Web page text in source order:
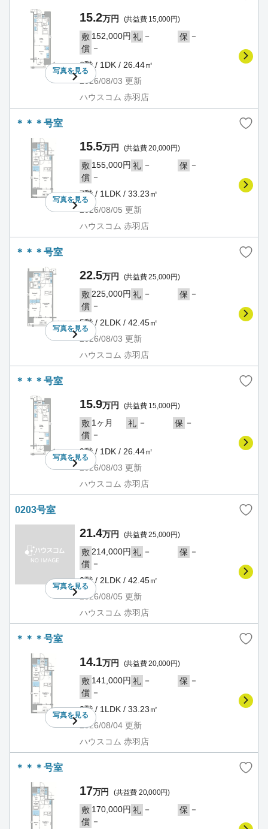
写真を見る
15.2万円 (共益費 15,000円)
敷 152,000円 礼 － 保 －
償 －
6階 / 1DK / 26.44㎡
2026/08/03 更新
ハウスコム 赤羽店
＊＊＊号室
写真を見る
15.5万円 (共益費 20,000円)
敷 155,000円 礼 － 保 －
償 －
7階 / 1LDK / 33.23㎡
2026/08/05 更新
ハウスコム 赤羽店
＊＊＊号室
写真を見る
22.5万円 (共益費 25,000円)
敷 225,000円 礼 － 保 －
償 －
5階 / 2LDK / 42.45㎡
2026/08/03 更新
ハウスコム 赤羽店
＊＊＊号室
写真を見る
15.9万円 (共益費 15,000円)
敷 1ヶ月 礼 － 保 －
償 －
9階 / 1DK / 26.44㎡
2026/08/03 更新
ハウスコム 赤羽店
0203号室
写真を見る
21.4万円 (共益費 25,000円)
敷 214,000円 礼 － 保 －
償 －
2階 / 2LDK / 42.45㎡
2026/08/05 更新
ハウスコム 赤羽店
＊＊＊号室
写真を見る
14.1万円 (共益費 20,000円)
敷 141,000円 礼 － 保 －
償 －
3階 / 1LDK / 33.23㎡
2026/08/04 更新
ハウスコム 赤羽店
＊＊＊号室
17万円 (共益費 20,000円)
敷 170,000円 礼 － 保 －
償 －